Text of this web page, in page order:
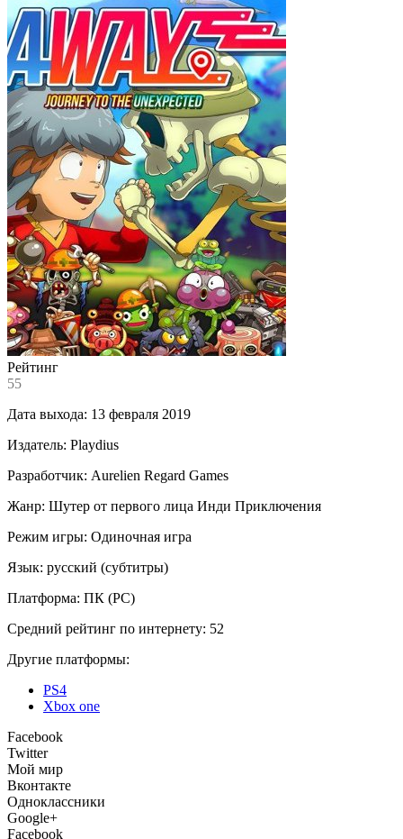
Рейтинг
55
Дата выхода: 13 февраля 2019
Издатель: Playdius
Разработчик: Aurelien Regard Games
Жанр: Шутер от первого лица Инди Приключения
Режим игры: Одиночная игра
Язык: русский (субтитры)
Платформа: ПК (PC)
Средний рейтинг по интернету: 52
Другие платформы:
PS4
Xbox one
Facebook
Twitter
Мой мир
Вконтакте
Одноклассники
Google+
Facebook